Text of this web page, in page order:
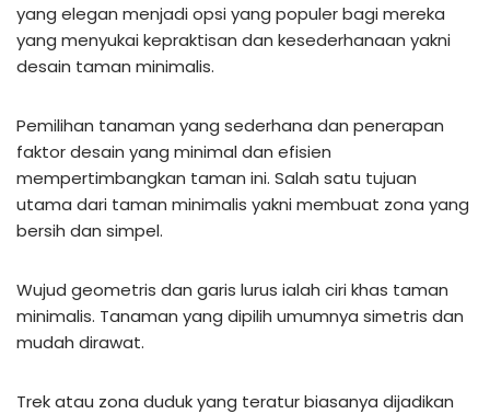
yang elegan menjadi opsi yang populer bagi mereka
yang menyukai kepraktisan dan kesederhanaan yakni
desain taman minimalis.
Pemilihan tanaman yang sederhana dan penerapan
faktor desain yang minimal dan efisien
mempertimbangkan taman ini. Salah satu tujuan
utama dari taman minimalis yakni membuat zona yang
bersih dan simpel.
Wujud geometris dan garis lurus ialah ciri khas taman
minimalis. Tanaman yang dipilih umumnya simetris dan
mudah dirawat.
Trek atau zona duduk yang teratur biasanya dijadikan